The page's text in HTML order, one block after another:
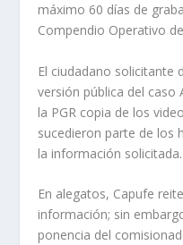
máximo 60 días de
Compendio Operativo
El ciudadano solicitante
versión pública del caso
la PGR copia de los
sucedieron parte de los
la información solicitada.
En alegatos, Capufe
información; sin
ponencia del